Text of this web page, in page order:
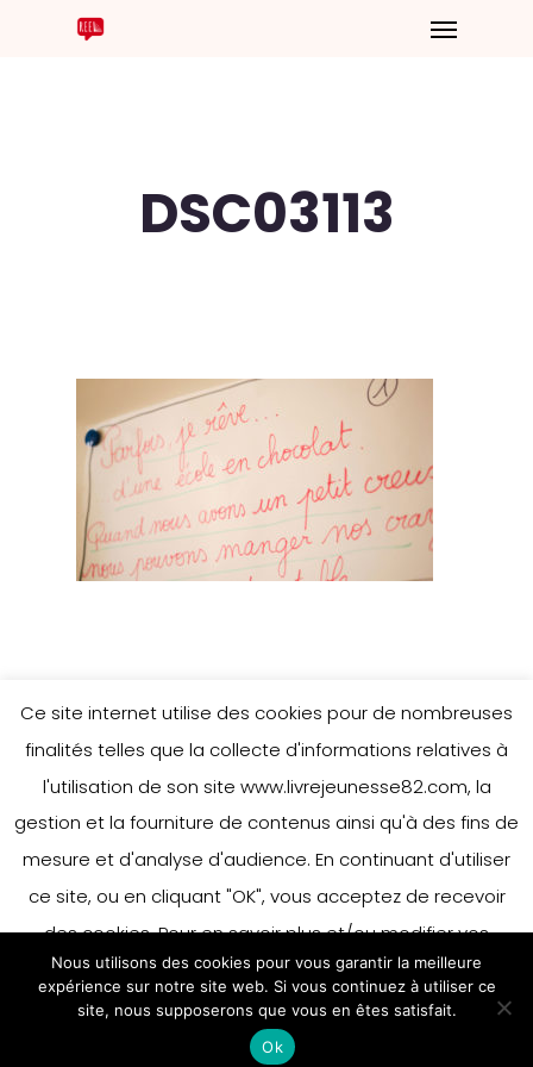
DSC03113
Ce site internet utilise des cookies pour de nombreuses
finalités telles que la collecte d'informations relatives à
l'utilisation de son site www.livrejeunesse82.com, la
gestion et la fourniture de contenus ainsi qu'à des fins de
mesure et d'analyse d'audience. En continuant d'utiliser
ce site, ou en cliquant "OK", vous acceptez de recevoir
des cookies. Pour en savoir plus et/ou modifier vos
préférences en matière de cookies, merci de vous référer
à notre politique sur les cookies.
Accepter
En savoir plus
Nous utilisons des cookies pour vous garantir la meilleure
expérience sur notre site web. Si vous continuez à utiliser ce
site, nous supposerons que vous en êtes satisfait.
Ok